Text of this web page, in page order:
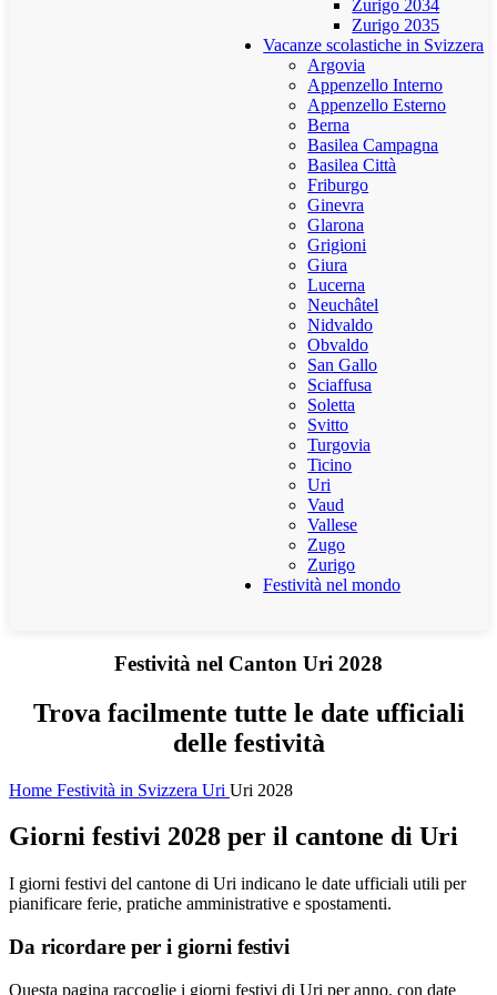
Zurigo 2034
Zurigo 2035
Vacanze scolastiche in Svizzera
Argovia
Appenzello Interno
Appenzello Esterno
Berna
Basilea Campagna
Basilea Città
Friburgo
Ginevra
Glarona
Grigioni
Giura
Lucerna
Neuchâtel
Nidvaldo
Obvaldo
San Gallo
Sciaffusa
Soletta
Svitto
Turgovia
Ticino
Uri
Vaud
Vallese
Zugo
Zurigo
Festività nel mondo
Festività nel Canton Uri 2028
Trova facilmente tutte le date ufficiali
delle festività
Home Festività in Svizzera Uri Uri 2028
Giorni festivi 2028 per il cantone di Uri
I giorni festivi del cantone di Uri indicano le date ufficiali utili per
pianificare ferie, pratiche amministrative e spostamenti.
Da ricordare per i giorni festivi
Questa pagina raccoglie i giorni festivi di Uri per anno, con date